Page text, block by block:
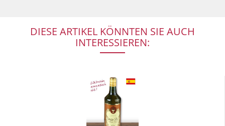
DIESE ARTIKEL KÖNNTEN SIE AUCH
INTERESSIEREN: